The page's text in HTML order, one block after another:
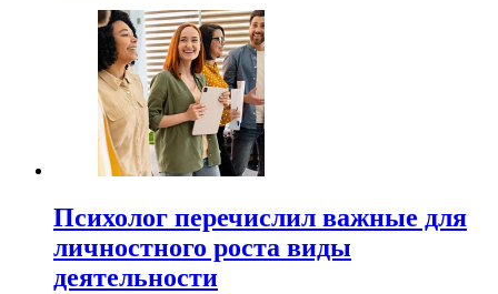
Психолог перечислил важные для
личностного роста виды
деятельности